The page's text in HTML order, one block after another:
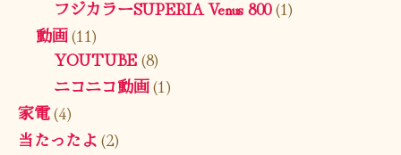
フジカラーSUPERIA Venus 800(1)
動画(11)
YOUTUBE(8)
ニコニコ動画(1)
家電(4)
当たったよ(2)